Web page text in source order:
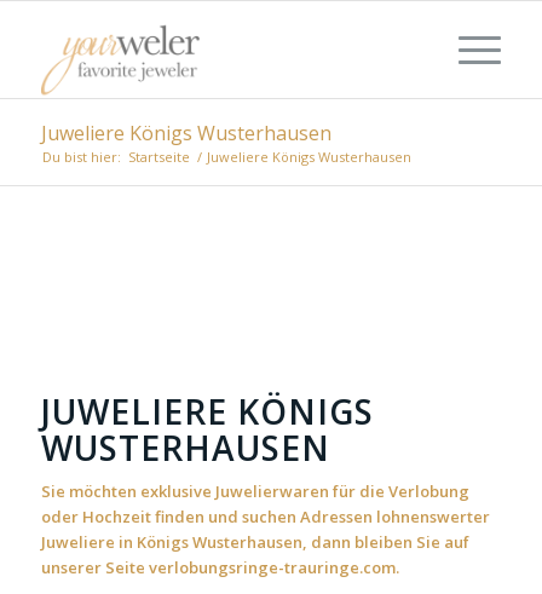
Juweliere Königs Wusterhausen
Du bist hier: Startseite / Juweliere Königs Wusterhausen
JUWELIERE KÖNIGS
WUSTERHAUSEN
Sie möchten exklusive Juwelierwaren für die Verlobung
oder Hochzeit finden und suchen Adressen lohnenswerter
Juweliere in Königs Wusterhausen, dann bleiben Sie auf
unserer Seite verlobungsringe-trauringe.com.